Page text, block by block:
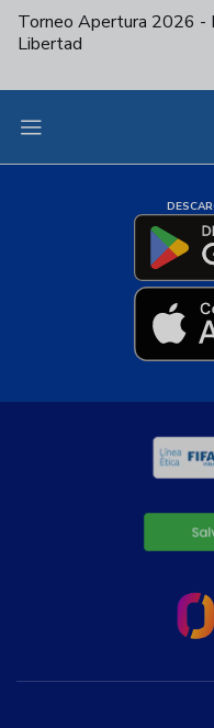
Torneo Apertura 2026 -
Libertad